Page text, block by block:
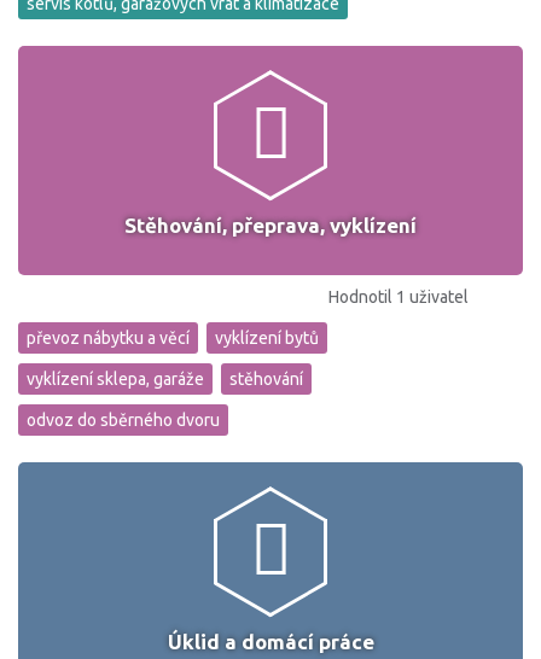
Stěhování, přeprava, vyklízení
Hodnotil 1 uživatel
převoz nábytku a věcí vyklízení bytů
vyklízení sklepa, garáže stěhování
odvoz do sběrného dvoru
Úklid a domácí práce